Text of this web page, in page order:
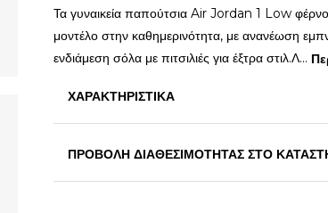
Τα γυναικεία παπούτσια Air Jordan 1 Low
μοντέλο στην καθημερινότητα, με ανανέωση
ενδιάμεση σόλα με πιτσιλιές για έξτρα στιλ.Λ...
ΧΑΡΑΚΤΗΡΙΣΤΙΚΑ
ΠΡΟΒΟΛΗ ΔΙΑΘΕΣΙΜΟΤΗΤΑΣ ΣΤΟ